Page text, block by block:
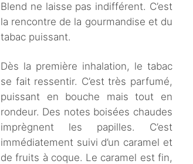
Blend ne laisse pas indifférent. C’est
la rencontre de la gourmandise et du
tabac puissant.
Dès la première inhalation, le tabac
se fait ressentir. C’est très parfumé,
puissant en bouche mais tout en
rondeur. Des notes boisées chaudes
imprègnent les papilles. C’est
immédiatement suivi d’un caramel et
de fruits à coque. Le caramel est fin,